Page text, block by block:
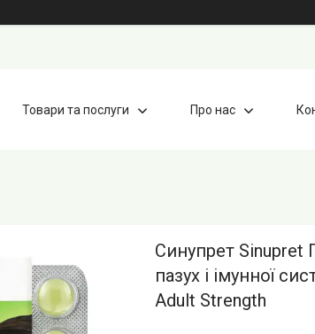
Товари та послуги Про нас
Синупрет Sinupret
пазух і імунної
Adult Strength